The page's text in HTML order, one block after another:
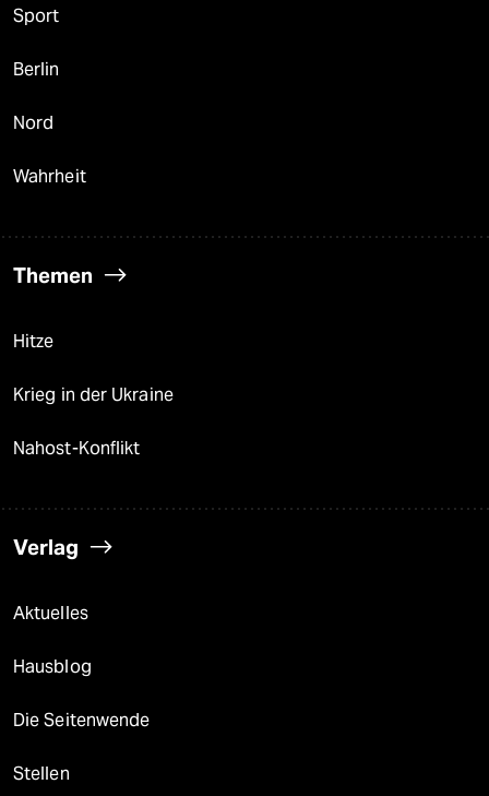
Sport
Berlin
Nord
Wahrheit
Themen
Hitze
Krieg in der Ukraine
Nahost-Konflikt
Verlag
Aktuelles
Hausblog
Die Seitenwende
Stellen